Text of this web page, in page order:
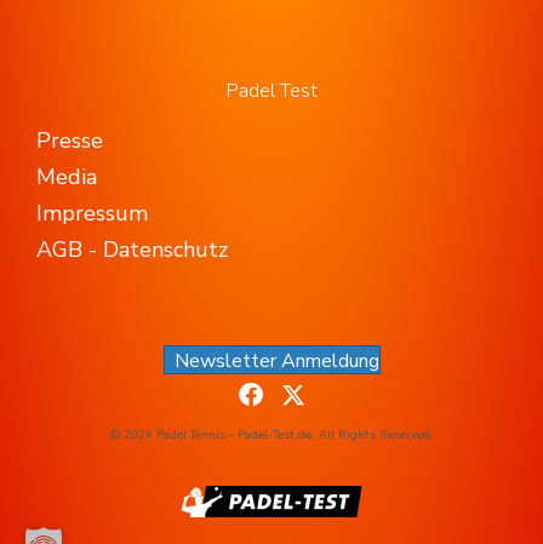
Padel Test
Presse
Media
Impressum
AGB - Datenschutz
Newsletter Anmeldung
© 2024 Padel Tennis - Padel-Test.de. All Rights Reserved.